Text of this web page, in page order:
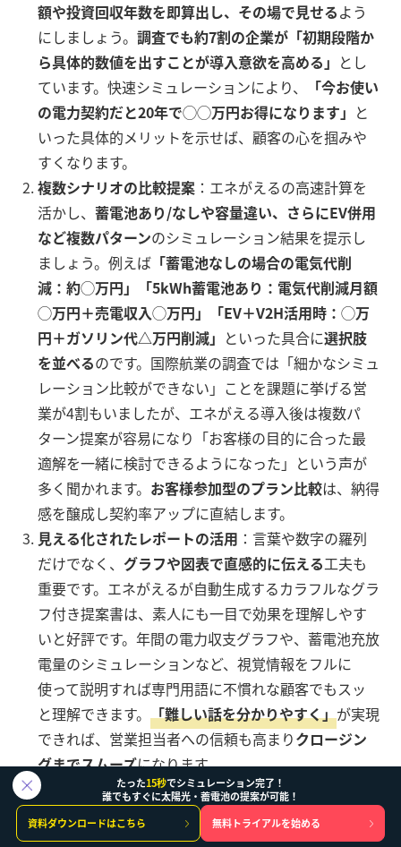
額や投資回収年数を即算出し、その場で見せるよう
にしましょう。 調査でも約7割の企業が「初期段階か
ら具体的数値を出すことが導入意欲を高める」 とし
ています。快速シミュレーションにより、
「今お使い
の電力契約だと20年で◯◯万円お得になります」 と
いった具体的メリットを示せば、顧客の心を掴みや
すくなります。
複数シナリオの比較提案 ：エネがえるの高速計算を
活かし、 蓄電池あり/なしや容量違い、さらにEV併用
など複数パターンのシミュレーション結果を提示し
ましょう。例えば 「蓄電池なしの場合の電気代削
減：約◯万円」「5kWh蓄電池あり：電気代削減月額
◯万円＋売電収入◯万円」「EV＋V2H活用時：◯万
円＋ガソリン代△万円削減」 といった具合に選択肢
を並べるのです。国際航業の調査では「細かなシミュ
レーション比較ができない」ことを課題に挙げる営
業が4割もいましたが、エネがえる導入後は複数パ
ターン提案が容易になり「お客様の目的に合った最
適解を一緒に検討できるようになった」という声が
多く聞かれます。 お客様参加型のプラン比較は、納得
感を醸成し契約率アップに直結します。
見える化されたレポートの活用 ：言葉や数字の羅列
だけでなく、 グラフや図表で直感的に伝える工夫も
重要です。エネがえるが自動生成するカラフルなグラ
フ付き提案書は、素人にも一目で効果を理解しやす
いと好評です。年間の電力収支グラフや、蓄電池充放
電量のシミュレーションなど、視覚情報をフルに
使って説明すれば専門用語に不慣れな顧客でもスッ
と理解できます。 「難しい話を分かりやすく」が実現
できれば、営業担当者への信頼も高まりクロージン
グまでスムーズになります。
保証と実績による信頼獲得：前述のシミュレーショ
ン保証サービス は、提案時にぜひ訴求したいポイン
トです。「当社は予測精度に自信があります。万一シ
たった15秒でシミュレーション完了！
誰でもすぐに太陽光・蓄電池の提案が可能！
資料ダウンロードはこちら
無料トライアルを始める